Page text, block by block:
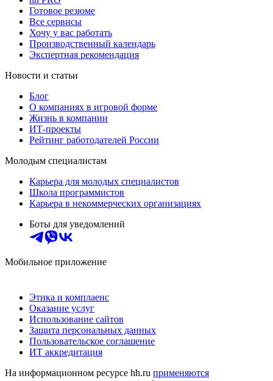
Готовое резюме
Все сервисы
Хочу у вас работать
Производственный календарь
Экспертная рекомендация
Новости и статьи
Блог
О компаниях в игровой форме
Жизнь в компании
ИТ-проекты
Рейтинг работодателей России
Молодым специалистам
Карьера для молодых специалистов
Школа программистов
Карьера в некоммерческих организациях
Боты для уведомлений
Мобильное приложение
Этика и комплаенс
Оказание услуг
Использование сайтов
Защита персональных данных
Пользовательское соглашение
ИТ аккредитация
На информационном ресурсе hh.ru применяются